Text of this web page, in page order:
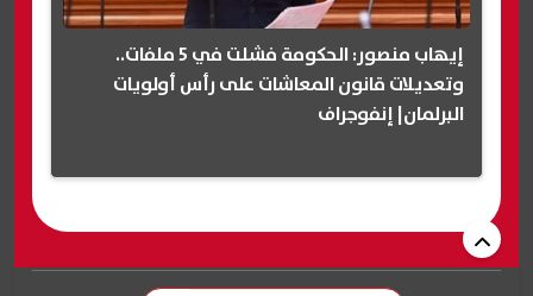
إيهاب منصور: الحكومة فشلت في 5 ملفات..
وتعديلات قانون المعاشات على رأس أولويات
البرلمان| إنفوجراف